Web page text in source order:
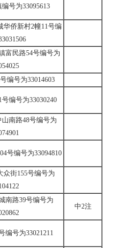
号为33095613
华侨新村2幢11号编
富民路54号编号为
编号为33014603
编号为33030240
南路48号编号为
号编号为33094810
众街155号编号为
南路39号编号为
中2注
编号为33021211